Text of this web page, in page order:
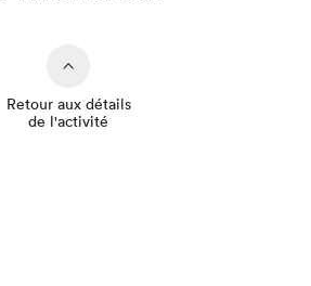
Retour aux détails
de l'activité